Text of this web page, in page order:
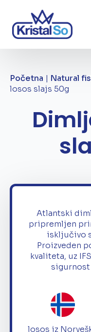
Početna | Natural
losos slajs 50g
Atlantski
pripremljen
isključivo
Proizveden
kvaliteta, uz
sigurnost
losos iz